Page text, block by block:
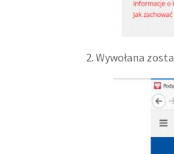
2. Wywołana